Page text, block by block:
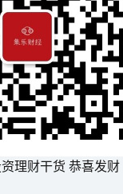
理财干货 恭喜发财